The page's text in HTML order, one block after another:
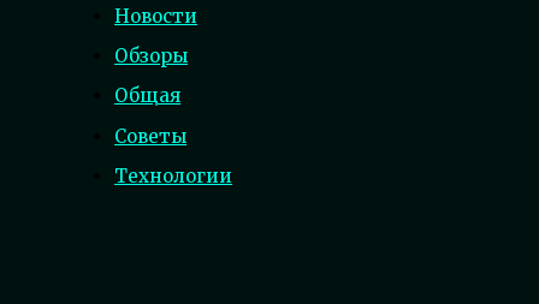
Новости
Обзоры
Общая
Советы
Технологии